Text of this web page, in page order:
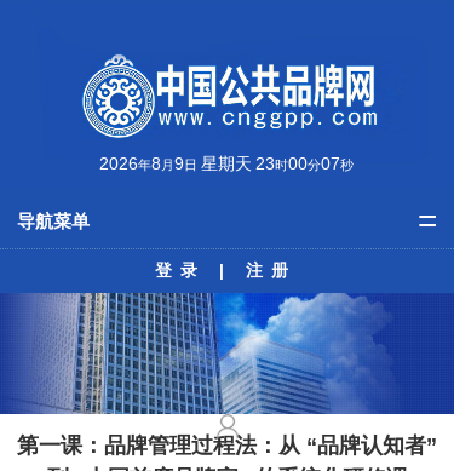
=
品牌资讯
公共品牌
最美榜单
登录 | 注册
2026年8 月9日 星期天 23时00分07秒
导航菜单
第一课：品牌管理过程法：从 “品牌认知者”